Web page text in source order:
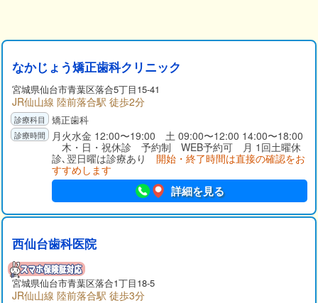
なかじょう矯正歯科クリニック
宮城県仙台市青葉区落合5丁目15-41
JR仙山線 陸前落合駅 徒歩2分
矯正歯科
月火水金 12:00〜19:00 土 09:00〜12:00 14:00〜18:00
木・日・祝休診 予約制 WEB予約可 月 1回土曜休
診､翌日曜は診療あり 開始・終了時間は直接の確認をお
すすめします
詳細を見る
西仙台歯科医院
宮城県仙台市青葉区落合1丁目18-5
JR仙山線 陸前落合駅 徒歩3分